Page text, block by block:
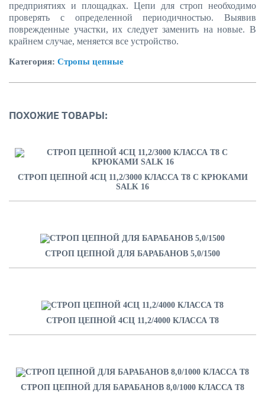
предприятиях и площадках. Цепи для строп необходимо
проверять с определенной периодичностью. Выявив
поврежденные участки, их следует заменить на новые. В
крайнем случае, меняется все устройство.
Категория: Стропы цепные
ПОХОЖИЕ ТОВАРЫ:
СТРОП ЦЕПНОЙ 4СЦ 11,2/3000 КЛАССА Т8 C КРЮКАМИ
SALK 16
СТРОП ЦЕПНОЙ ДЛЯ БАРАБАНОВ 5,0/1500
СТРОП ЦЕПНОЙ 4СЦ 11,2/4000 КЛАССА Т8
СТРОП ЦЕПНОЙ ДЛЯ БАРАБАНОВ 8,0/1000 КЛАССА Т8